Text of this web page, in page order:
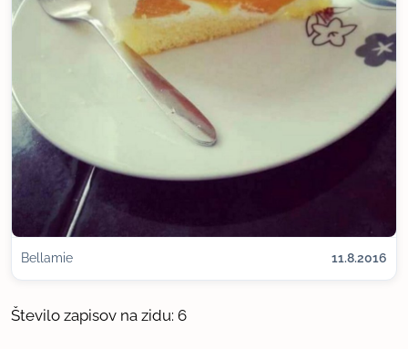
Bellamie 11.8.2016
Število zapisov na zidu: 6